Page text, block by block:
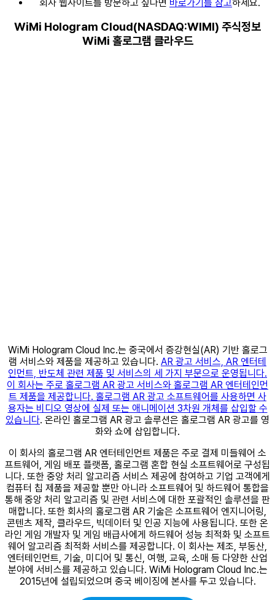
회사 웹사이트를 방문하고 싶다면 바로가기를 참고하세요.
WiMi Hologram Cloud(NASDAQ:WIMI) 주식정보
WiMi 홀로그램 클라우드
WiMi Hologram Cloud Inc.는 중국에서 증강현실(AR) 기반 홀로그
램 서비스와 제품을 제공하고 있습니다. AR 광고 서비스, AR 엔터테
인먼트, 반도체 관련 제품 및 서비스의 세 가지 부문으로 운영됩니다.
이 회사는 주로 홀로그램 AR 광고 서비스와 홀로그램 AR 엔터테인먼
트 제품을 제공합니다. 홀로그램 AR 광고 소프트웨어를 사용하면 사
용자는 비디오 영상에 실제 또는 애니메이션 3차원 개체를 삽입할 수
있습니다. 온라인 홀로그램 AR 광고 솔루션은 홀로그램 AR 광고를 영
화와 쇼에 삽입합니다.
이 회사의 홀로그램 AR 엔터테인먼트 제품은 주로 결제 미들웨어 소
프트웨어, 게임 배포 플랫폼, 홀로그램 혼합 현실 소프트웨어로 구성됩
니다. 또한 중앙 처리 알고리즘 서비스 제공에 참여하고 기업 고객에게
컴퓨터 칩 제품을 제공할 뿐만 아니라 소프트웨어 및 하드웨어 통합을
통해 중앙 처리 알고리즘 및 관련 서비스에 대한 포괄적인 솔루션을 판
매합니다. 또한 회사의 홀로그램 AR 기술은 소프트웨어 엔지니어링,
콘텐츠 제작, 클라우드, 빅데이터 및 인공 지능에 사용됩니다. 또한 온
라인 게임 개발자 및 게임 배급사에게 하드웨어 성능 최적화 및 소프트
웨어 알고리즘 최적화 서비스를 제공합니다. 이 회사는 제조, 부동산,
엔터테인먼트, 기술, 미디어 및 통신, 여행, 교육, 소매 등 다양한 산업
분야에 서비스를 제공하고 있습니다. WiMi Hologram Cloud Inc.는
2015년에 설립되었으며 중국 베이징에 본사를 두고 있습니다.